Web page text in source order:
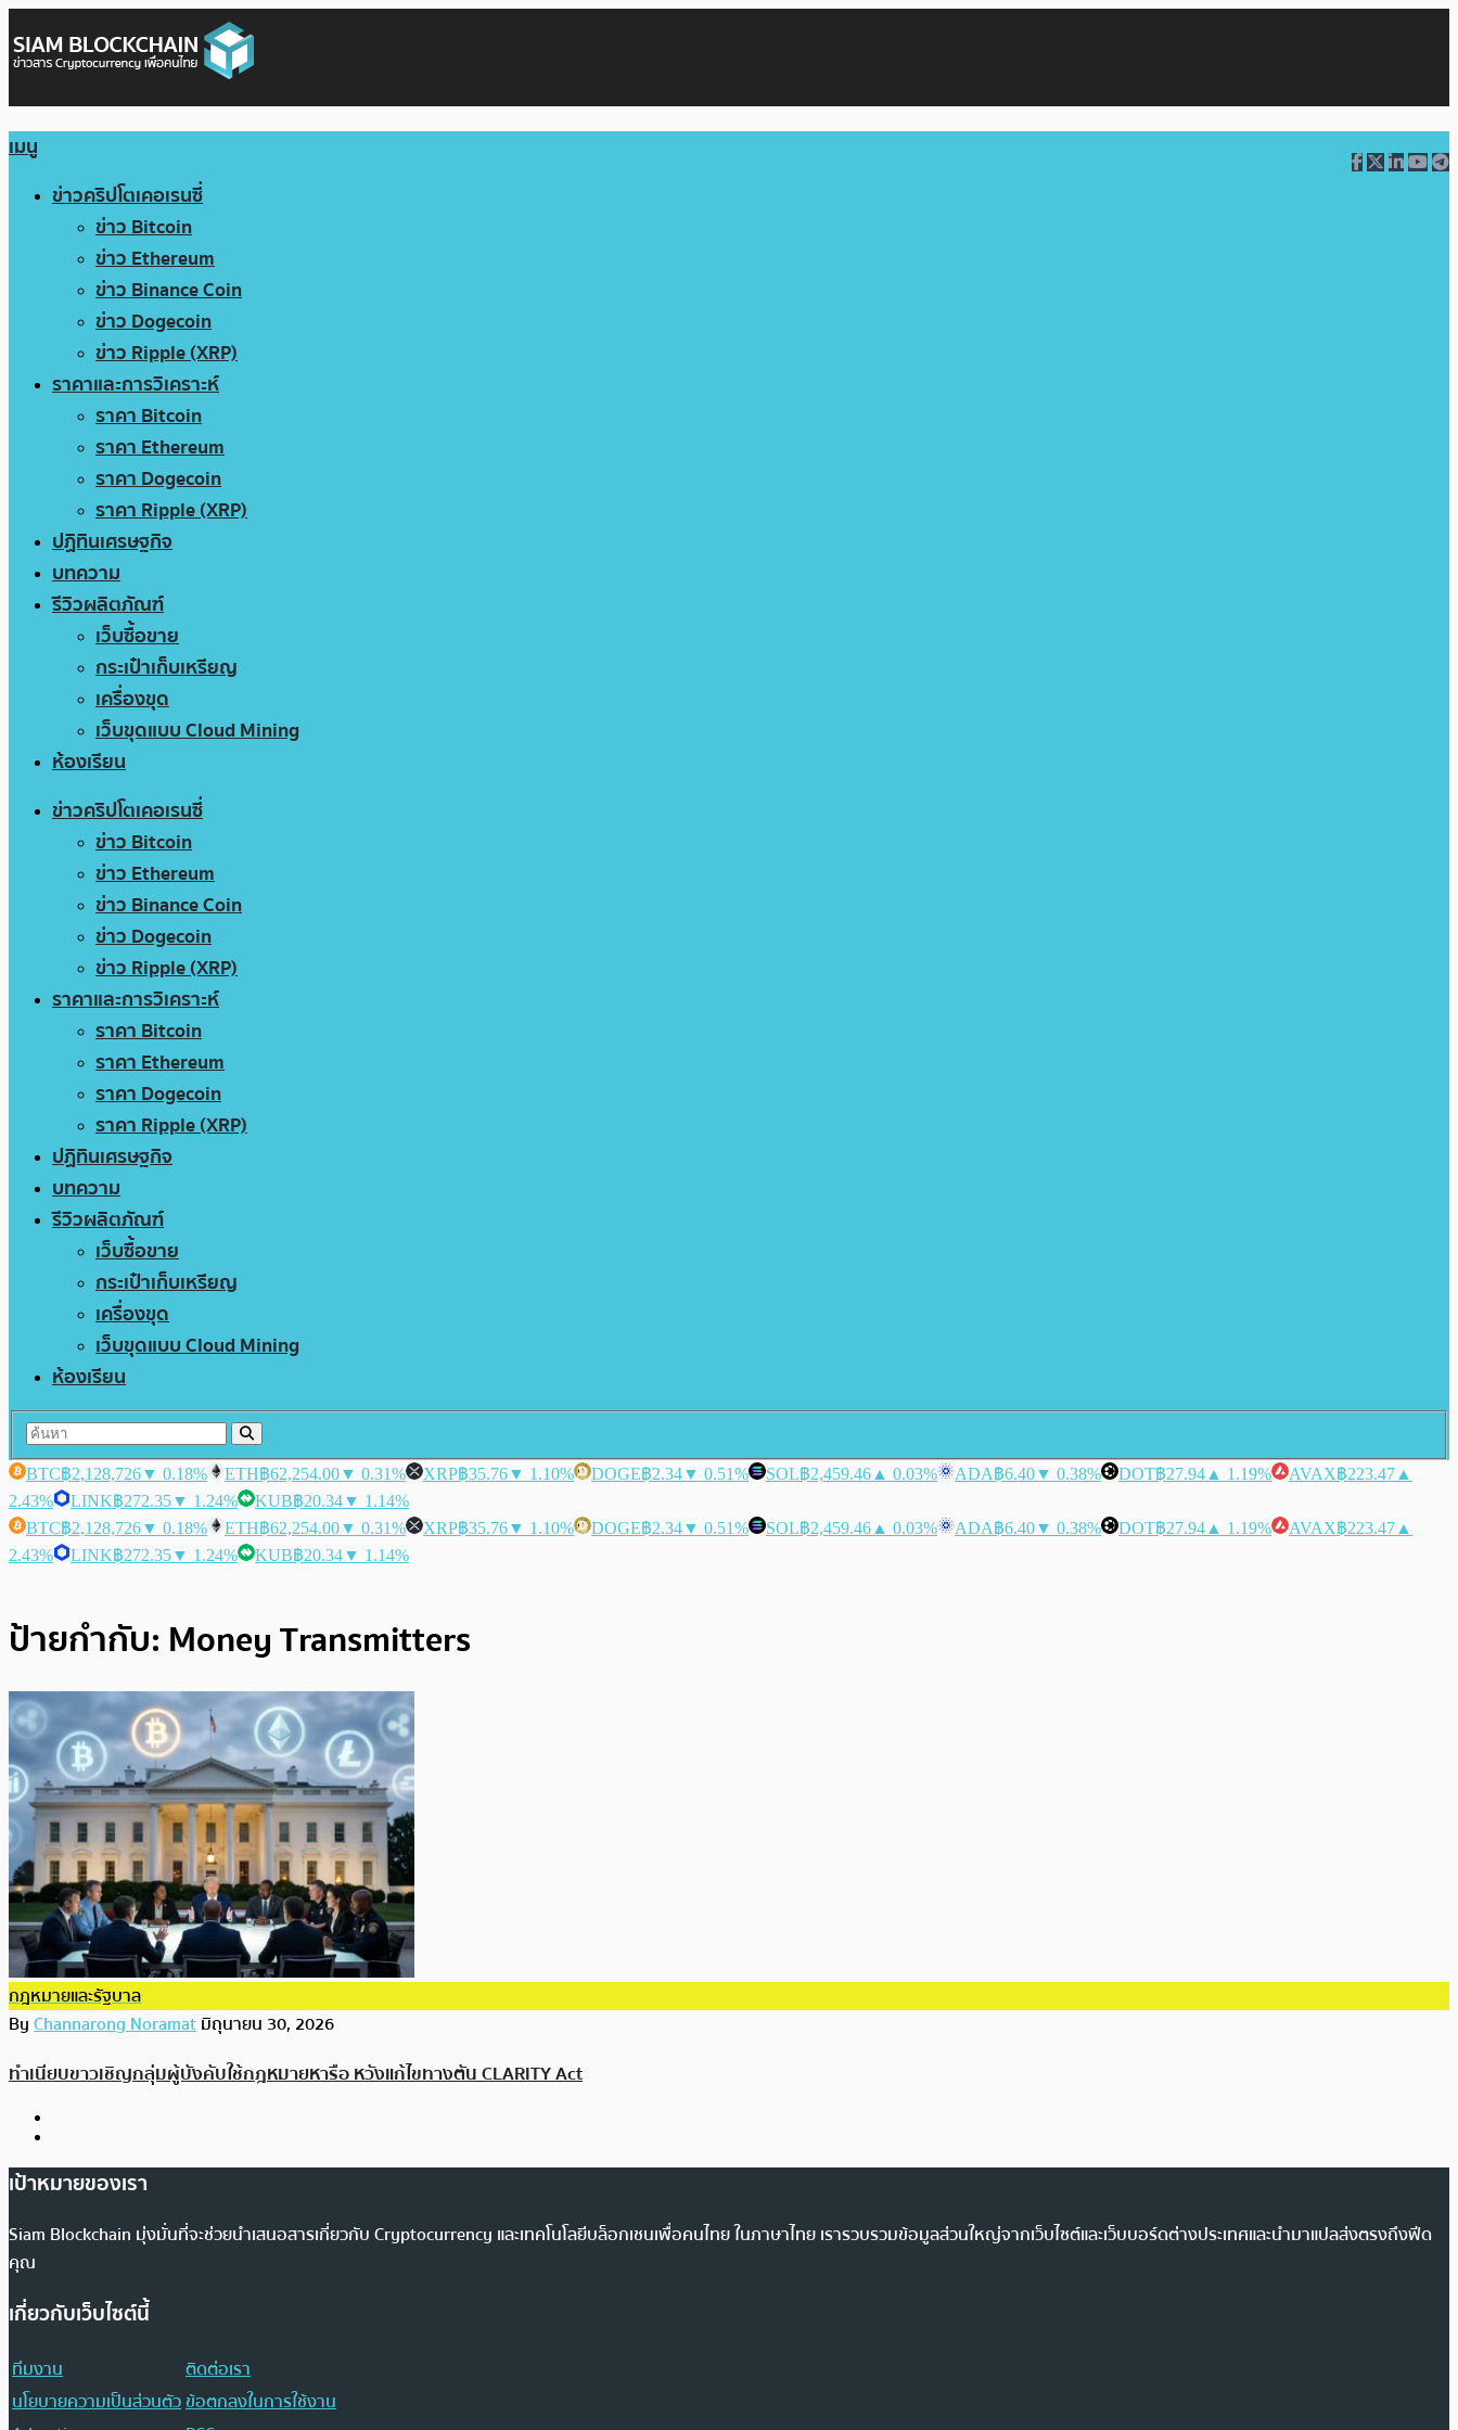
เมนู
ข่าวคริปโตเคอเรนซี่
ข่าว Bitcoin
ข่าว Ethereum
ข่าว Binance Coin
ข่าว Dogecoin
ข่าว Ripple (XRP)
ราคาและการวิเคราะห์
ราคา Bitcoin
ราคา Ethereum
ราคา Dogecoin
ราคา Ripple (XRP)
ปฏิทินเศรษฐกิจ
บทความ
รีวิวผลิตภัณฑ์
เว็บซื้อขาย
กระเป๋าเก็บเหรียญ
เครื่องขุด
เว็บขุดแบบ Cloud Mining
ห้องเรียน
ข่าวคริปโตเคอเรนซี่
ข่าว Bitcoin
ข่าว Ethereum
ข่าว Binance Coin
ข่าว Dogecoin
ข่าว Ripple (XRP)
ราคาและการวิเคราะห์
ราคา Bitcoin
ราคา Ethereum
ราคา Dogecoin
ราคา Ripple (XRP)
ปฏิทินเศรษฐกิจ
บทความ
รีวิวผลิตภัณฑ์
เว็บซื้อขาย
กระเป๋าเก็บเหรียญ
เครื่องขุด
เว็บขุดแบบ Cloud Mining
ห้องเรียน
BTC฿2,128,726▼ 0.18% ETH฿62,254.00▼ 0.31% XRP฿35.76▼ 1.10% DOGE฿2.34▼ 0.51% SOL฿2,459.46 ▲ 0.03% ADA฿6.40▼ 0.38% DOT฿27.94 ▲ 1.19% AVAX฿223.47 ▲
2.43%
LINK฿272.35▼ 1.24% KUB฿20.34▼ 1.14%
BTC฿2,128,726▼ 0.18% ETH฿62,254.00▼ 0.31% XRP฿35.76▼ 1.10% DOGE฿2.34▼ 0.51% SOL฿2,459.46 ▲ 0.03% ADA฿6.40▼ 0.38% DOT฿27.94 ▲ 1.19% AVAX฿223.47 ▲
2.43%
LINK฿272.35▼ 1.24% KUB฿20.34▼ 1.14%
ป้ายกำกับ: Money Transmitters
กฎหมายและรัฐบาล
ByChannarong Noramatมิถุนายน 30, 2026
ทำเนียบขาวเชิญกลุ่มผู้บังคับใช้กฎหมายหารือ หวังแก้ไขทางตัน CLARITY Act
เป้าหมายของเรา
Siam Blockchain มุ่งมั่นที่จะช่วยนำเสนอสารเกี่ยวกับ Cryptocurrency และเทคโนโลยีบล็อกเชนเพื่อคนไทย ในภาษาไทย เรารวบรวมข้อมูลส่วนใหญ่จากเว็บไซต์และเว็บบอร์ดต่างประเทศและนำมาแปลส่งตรงถึงฟีด
คุณ
เกี่ยวกับเว็บไซต์นี้
ทีมงาน
ติดต่อเรา
นโยบายความเป็นส่วนตัวข้อตกลงในการใช้งาน